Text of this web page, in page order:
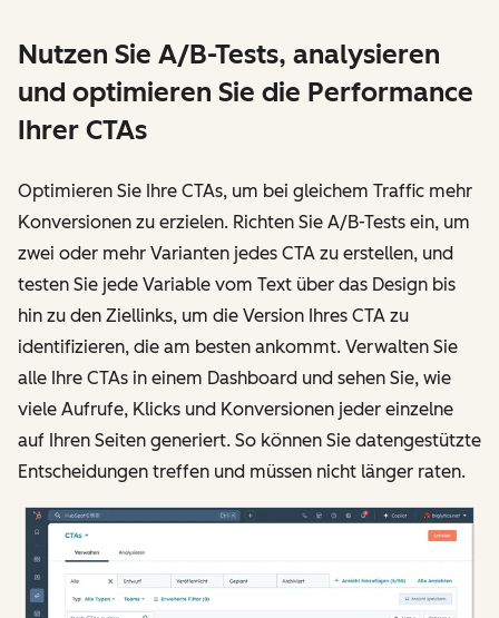
Nutzen Sie A/B-Tests, analysieren
und optimieren Sie die Performance
Ihrer CTAs
Optimieren Sie Ihre CTAs, um bei gleichem Traffic mehr
Konversionen zu erzielen. Richten Sie A/B-Tests ein, um
zwei oder mehr Varianten jedes CTA zu erstellen, und
testen Sie jede Variable vom Text über das Design bis
hin zu den Ziellinks, um die Version Ihres CTA zu
identifizieren, die am besten ankommt. Verwalten Sie
alle Ihre CTAs in einem Dashboard und sehen Sie, wie
viele Aufrufe, Klicks und Konversionen jeder einzelne
auf Ihren Seiten generiert. So können Sie datengestützte
Entscheidungen treffen und müssen nicht länger raten.